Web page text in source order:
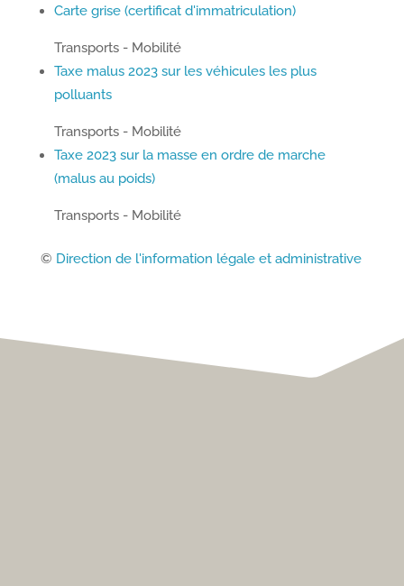
Carte grise (certificat d'immatriculation)
Transports - Mobilité
Taxe malus 2023 sur les véhicules les plus
polluants
Transports - Mobilité
Taxe 2023 sur la masse en ordre de marche
(malus au poids)
Transports - Mobilité
© Direction de l'information légale et administrative